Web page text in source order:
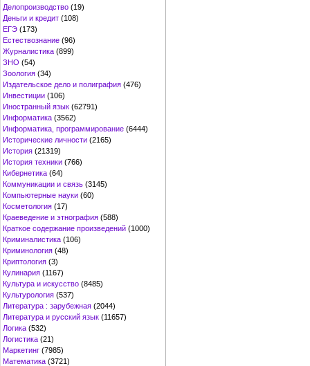
Делопроизводство (19)
Деньги и кредит (108)
ЕГЭ (173)
Естествознание (96)
Журналистика (899)
ЗНО (54)
Зоология (34)
Издательское дело и полиграфия (476)
Инвестиции (106)
Иностранный язык (62791)
Информатика (3562)
Информатика, программирование (6444)
Исторические личности (2165)
История (21319)
История техники (766)
Кибернетика (64)
Коммуникации и связь (3145)
Компьютерные науки (60)
Косметология (17)
Краеведение и этнография (588)
Краткое содержание произведений (1000)
Криминалистика (106)
Криминология (48)
Криптология (3)
Кулинария (1167)
Культура и искусство (8485)
Культурология (537)
Литература : зарубежная (2044)
Литература и русский язык (11657)
Логика (532)
Логистика (21)
Маркетинг (7985)
Математика (3721)